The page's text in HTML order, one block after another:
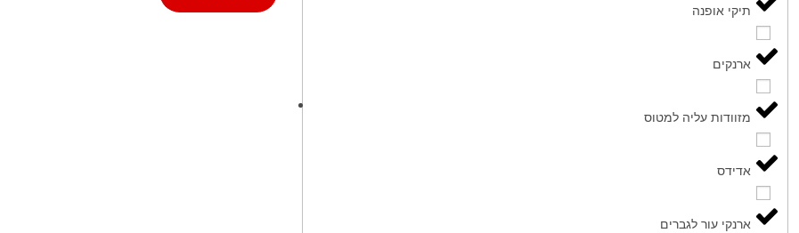
תיקי אופנה
ארנקים
מזוודות עליה למטוס
אדידס
ארנקי עור לגברים